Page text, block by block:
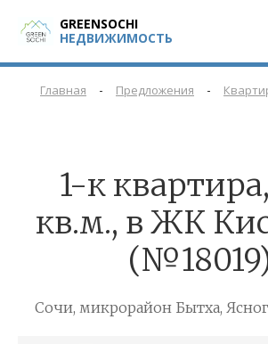
GREENSOCHI
НЕДВИЖИМОСТЬ
Главная - Предложения -
1-к
кв.м., в ЖК
Сочи, микрорайон Бытха,